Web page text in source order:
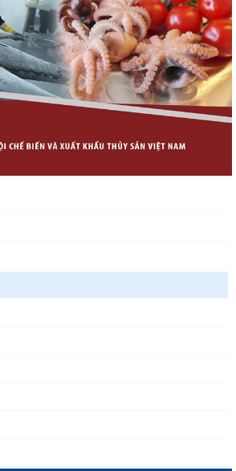
Thông báo 407/TB-VPCP: Tập trung cao độ,
tạo chuyển biến...
Còn chưa đầy 3 tuần đến Vietfish 2026: Sẵn